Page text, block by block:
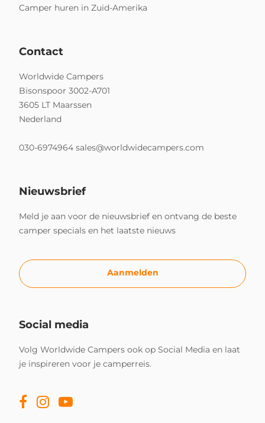
Camper huren in Zuid-Amerika
Contact
Worldwide Campers
Bisonspoor 3002-A701
3605 LT Maarssen
Nederland
030-6974964 sales@worldwidecampers.com
Nieuwsbrief
Meld je aan voor de nieuwsbrief en ontvang de beste
camper specials en het laatste nieuws
Aanmelden
Social media
Volg Worldwide Campers ook op Social Media en laat
je inspireren voor je camperreis.